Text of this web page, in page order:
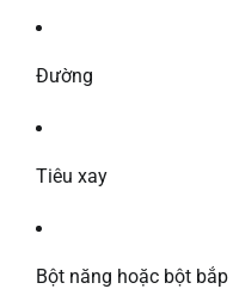
Đường
Tiêu xay
Bột năng hoặc bột bắp